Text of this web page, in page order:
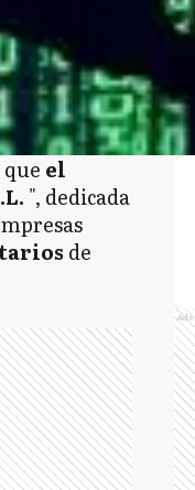
el
", dedicada
de
Ads